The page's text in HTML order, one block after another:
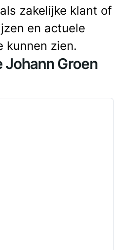
zakelijke klant of
en actuele
kunnen zien.
Johann Groen